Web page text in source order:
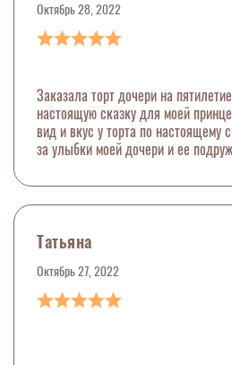
Октябрь 28, 2022
Заказала торт дочери на
настоящую сказку для моей
вид и вкус у торта по настоящему
за улыбки моей дочери и ее
Татьяна
Октябрь 27, 2022